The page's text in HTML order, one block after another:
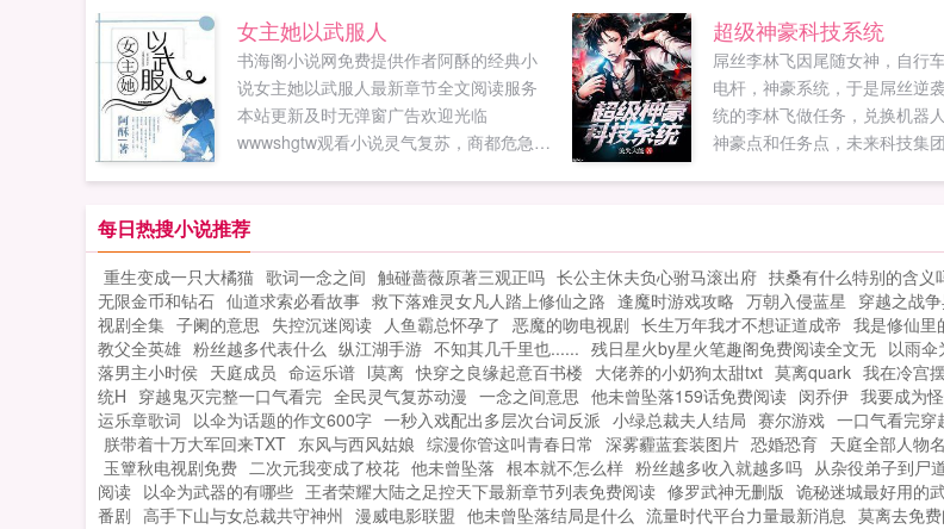
难，看我覆手为雨！踩着嚣张的人，我更
嚣张，踏着恶人的尸骨，匡扶正义！红颜
投怀，遍阅春色，可弱水三千，我只取一
瓢饮！苍穹中的那抹月光，是我为爱人留
下不惧黑暗中的希望。周蒙。...
年十五岁那年，皇帝一纸诏书，
被召回京城，她父亲为了政治
们姐妹都嫁给了死对头一家，
家人新一代的苦心经营，两家
始放下仇怨，可就在这时，悲
女主她以武服人
书海阁小说网免费提供作者阿酥的经典小
说女主她以武服人最新章节全文阅读服务
本站更新及时无弹窗广告欢迎光临
wwwshgtw观看小说灵气复苏，商都危急，
都七阶可称宗师，我今年18，武四阶，你
呢？贺苒在中岳我斩杀的灵兽排名第一，
你呢？贺苒在历练场地我积分排名第一，
你呢？众家族对不起，犬子不配！告辞，
打搅了！...
超级神豪科技系统
屌丝李林飞因尾随女神，自行
电杆，神豪系统，于是屌丝逆
统的李林飞做任务，兑换机器
神豪点和任务点，未来科技集
斗，总有一天你会站在人生巅
世界，人展开...
每日热搜小说推荐
重生变成一只大橘猫 歌词一念之间 触碰蔷薇原著三观正吗 长公主休夫负心驸马滚出府 扶桑有什么特别的含义
无限金币和钻石 仙道求索必看故事 救下落难灵女凡人踏上修仙之路 逢魔时游戏攻略 万朝入侵蓝星 穿越之战
视剧全集 子阑的意思 失控沉迷阅读 人鱼霸总怀孕了 恶魔的吻电视剧 长生万年我才不想证道成帝 我是修仙里
教父全英雄 粉丝越多代表什么 纵江湖手游 不知其几千里也...... 残日星火by星火笔趣阁免费阅读全文无 以雨伞
落男主小时侯 天庭成员 命运乐谱 l莫离 快穿之良缘起意百书楼 大佬养的小奶狗太甜txt 莫离quark 我在冷宫
统H 穿越鬼灭完整一口气看完 全民灵气复苏动漫 一念之间意思 他未曾坠落159话免费阅读 闵乔伊 我要成为
运乐章歌词 以伞为话题的作文600字 一秒入戏配出多层次台词反派 小绿总裁夫人结局 赛尔游戏 一口气看完穿
朕带着十万大军回来TXT 东风与西风姑娘 综漫你管这叫青春日常 深雾霾蓝套装图片 恐婚恐育 天庭全部人物
玉簟秋电视剧免费 二次元我变成了校花 他未曾坠落 根本就不怎么样 粉丝越多收入就越多吗 从杂役弟子到尸
阅读 以伞为武器的有哪些 王者荣耀大陆之足控天下最新章节列表免费阅读 修罗武神无删版 诡秘迷城最好用的
番剧 高手下山与女总裁共守神州 漫威电影联盟 他未曾坠落结局是什么 流量时代平台力量最新消息 莫离去免